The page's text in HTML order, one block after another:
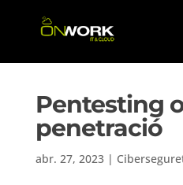
Pentesting
penetració
abr. 27, 2023|